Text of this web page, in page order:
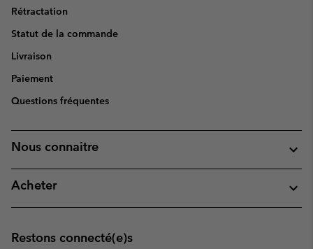
Rétractation
Statut de la commande
Livraison
Paiement
Questions fréquentes
Nous connaitre
Acheter
Restons connecté(e)s